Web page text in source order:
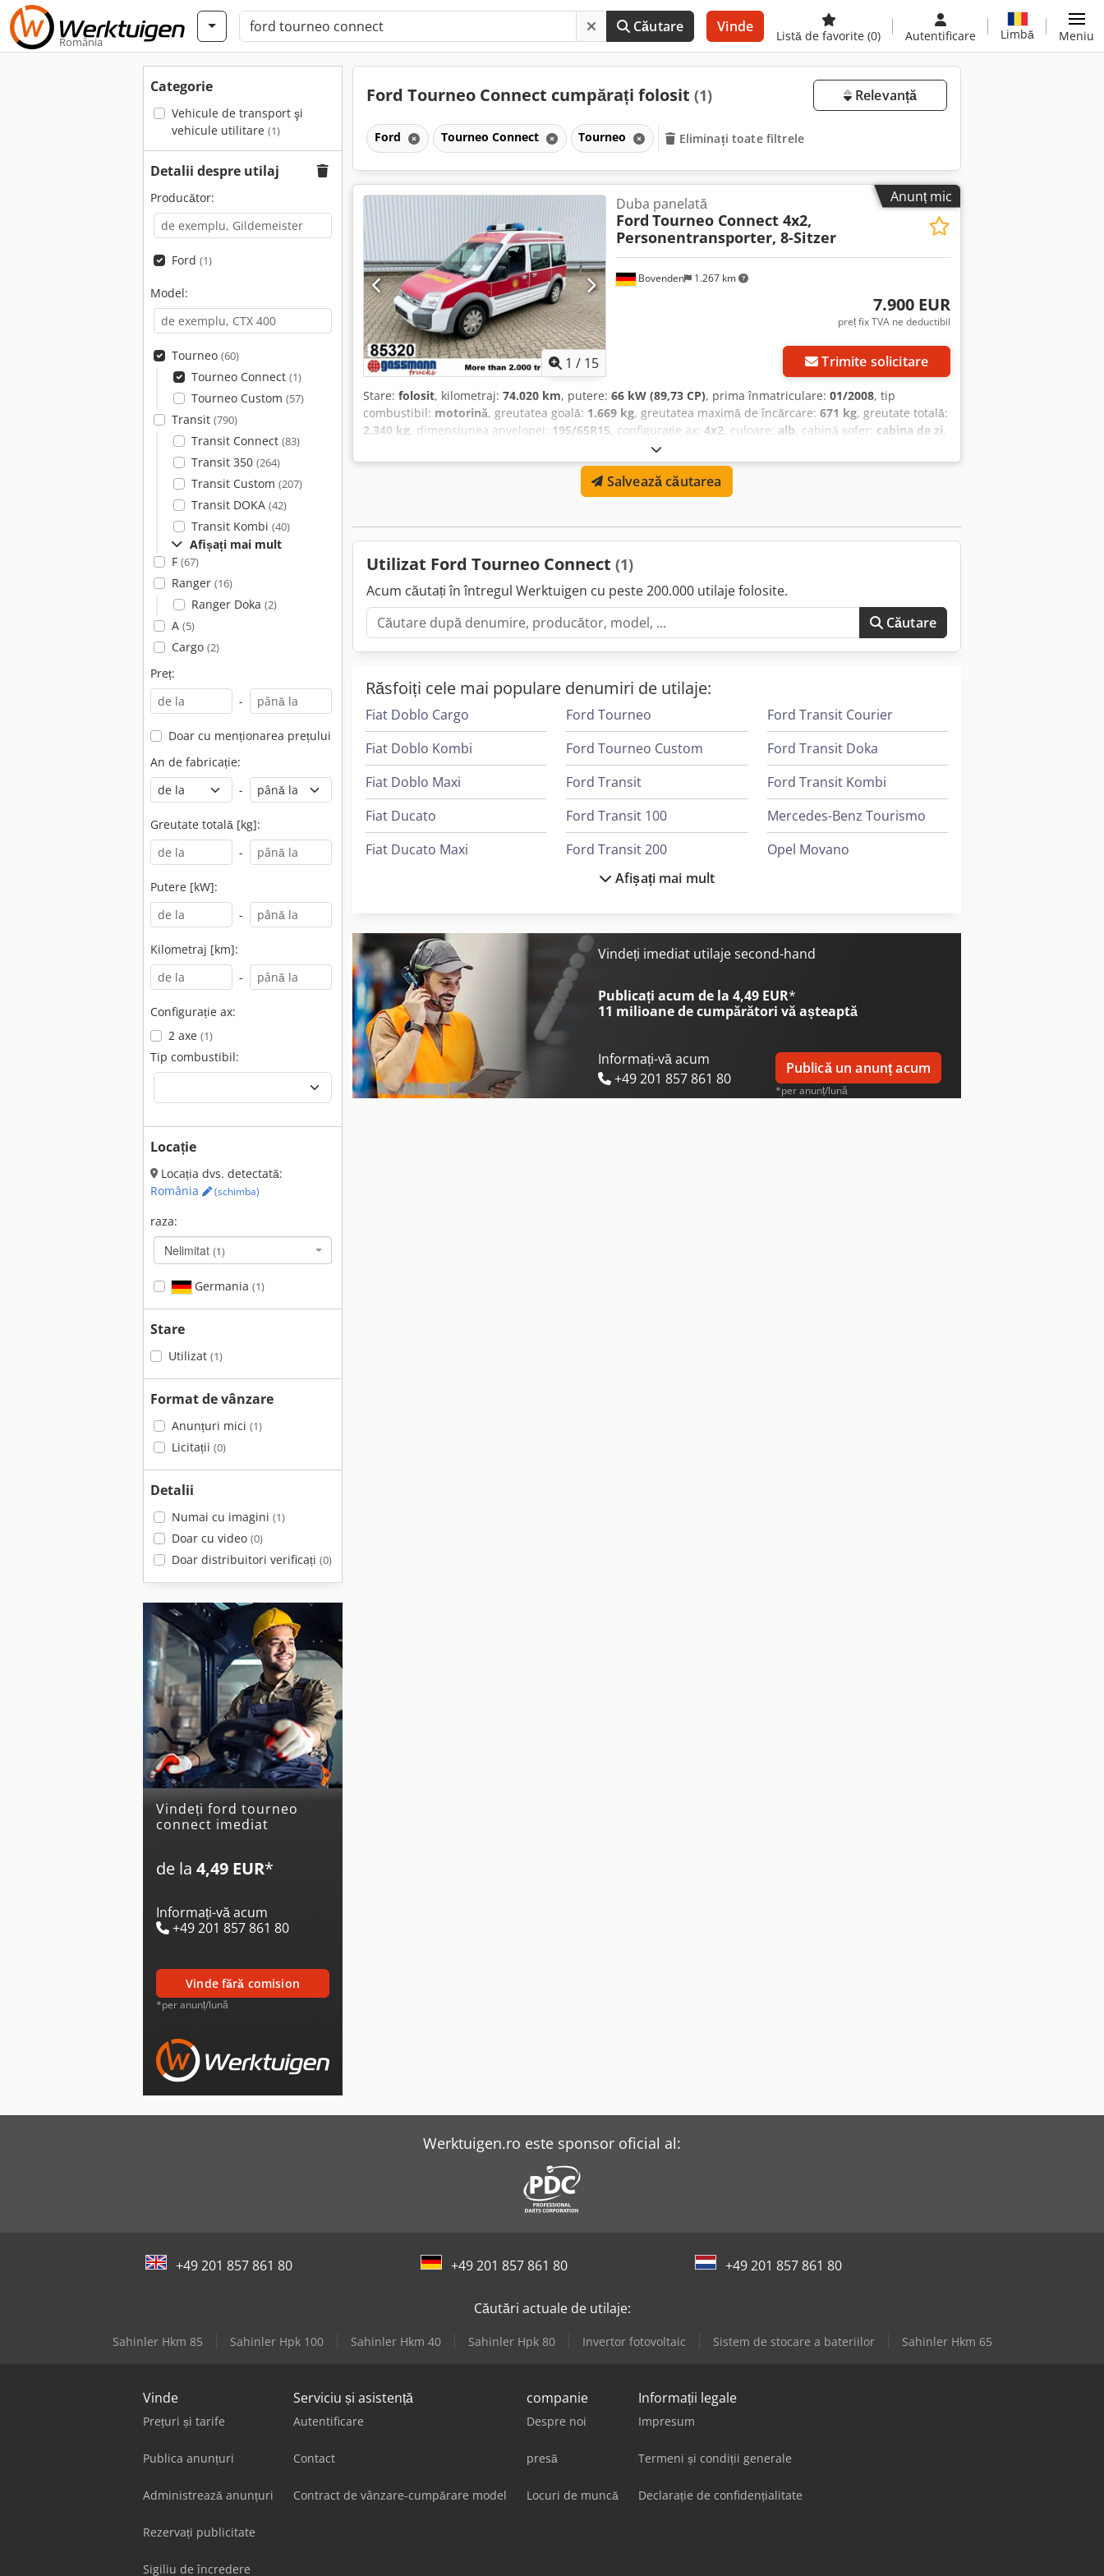
România
Căutare Vinde
Listă de favorite (0) Autentificare Limbă Meniu
Categorie
Vehicule de transport şi
vehicule utilitare (1)
Detalii despre utilaj
Producător:
Ford (1)
Model:
Tourneo (60)
Tourneo Connect (1)
Tourneo Custom (57)
Transit (790)
Transit Connect (83)
Transit 350 (264)
Transit Custom (207)
Transit DOKA (42)
Transit Kombi (40)
Afișați mai mult
F (67)
Ranger (16)
Ranger Doka (2)
A (5)
Cargo (2)
Preț:
-
Doar cu menționarea prețului
An de fabricație:
-
Greutate totală [kg]:
-
Putere [kW]:
-
Kilometraj [km]:
-
Configurație ax:
2 axe (1)
Tip combustibil:
Locație
Locația dvs. detectată:
România
(schimba)
raza:
Nelimitat (1)
Germania (1)
Stare
Utilizat (1)
Format de vânzare
Anunțuri mici (1)
Licitații (0)
Detalii
Numai cu imagini (1)
Doar cu video (0)
Doar distribuitori verificați (0)
Vindeți ford tourneo
connect imediat
de la 4,49 EUR*
Informați-vă acum
+49 201 857 861 80
vinde fără comision
*per anunț/lună
Ford Tourneo Connect cumpărați folosit (1) Relevanță
Ford Tourneo Connect Tourneo Eliminați toate filtrele
Anunț mic
1 / 15
Bovenden 1.267 km
Duba panelată
Ford Tourneo Connect 4x2,
Personentransporter, 8-Sitzer
7.900 EUR
preț fix TVA ne deductibil
Trimite solicitare
Stare: folosit, kilometraj: 74.020 km, putere: 66 kW (89,73 CP), prima înmatriculare: 01/2008, tip
combustibil: motorină, greutatea goală: 1.669 kg, greutatea maximă de încărcare: 671 kg, greutate totală:
2.340 kg, dimensiunea anvelopei: 195/65R15, configurație ax: 4x2, culoare: alb, cabină șofer: cabina de zi,
, suspensie:
2007, Dotări:ABS, cabină, controlul tracțiunii, cuplaj remorcă, Locația vehiculului: Bovenden, oglinzi
electrice, oglinzi încălzite, geam electric stânga, geam electric dreapta, 5 trepte, ABS (sistem antiblocare
frâne), ASR (controlul tracțiunii), girofar, suspensie cu arcuri lamelare, uși, ecosticker verde.
Salvează căutarea
Utilizat Ford Tourneo Connect (1)
Acum căutați în întregul Werktuigen cu peste 200.000 utilaje folosite.
Căutare
Răsfoiți cele mai populare denumiri de utilaje:
Fiat Doblo Cargo
Fiat Doblo Kombi
Fiat Doblo Maxi
Fiat Ducato
Fiat Ducato Maxi
Ford Ranger
Ford Ranger Raptor
Ford Tourneo
Ford Tourneo Custom
Ford Transit
Ford Transit 100
Ford Transit 200
Ford Transit 300
Ford Transit Bus
Ford Transit Cassone
Ford Transit Courier
Ford Transit Doka
Ford Transit Kombi
Mercedes-Benz Tourismo
Opel Movano
Afișați mai mult
Vindeți imediat utilaje second-hand
Publicați acum de la 4,49 EUR*
11 milioane de cumpărători vă așteaptă
Informați-vă acum
+49 201 857 861 80
Publică un anunț acum
*per anunț/lună
Werktuigen.ro este sponsor oficial al:
+49 201 857 861 80 +49 201 857 861 80 +49 201 857 861 80
Căutări actuale de utilaje:
Sahinler Hkm 85 Sahinler Hpk 100 Sahinler Hkm 40 Sahinler Hpk 80 Invertor fotovoltaic Sistem de stocare a bateriilor Sahinler Hkm 65
Vinde
Prețuri și tarife
Publica anunțuri
Administrează anunțuri
Rezervați publicitate
Sigiliu de încredere
Serviciu și asistență
Autentificare
Contact
Contract de vânzare-cumpărare model
companie
Despre noi
presă
Locuri de muncă
Informații legale
Impresum
Termeni și condiții generale
Declarație de confidențialitate